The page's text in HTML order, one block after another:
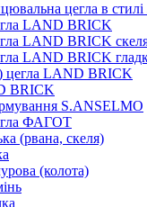
цегла в
LAND BRICK
LAND BRICK
LAND BRICK
цегла LAND BRICK
BRICK
S.ANSELMO
ФАГОТ
(рвана, скеля)
(колота)